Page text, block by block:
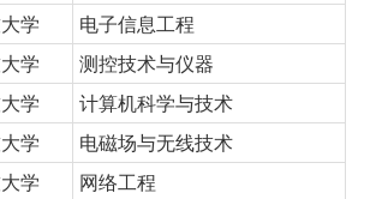
学
电子信息工程
学
测控技术与仪器
学
计算机科学与技术
学
电磁场与无线技术
学
网络工程